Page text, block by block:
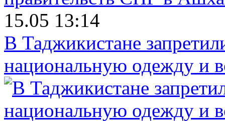
15.05 13:14
В Таджикистане
национальную одежду и